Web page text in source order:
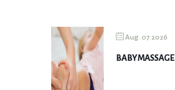
Aug. 07 2026
BABYMASSAGE